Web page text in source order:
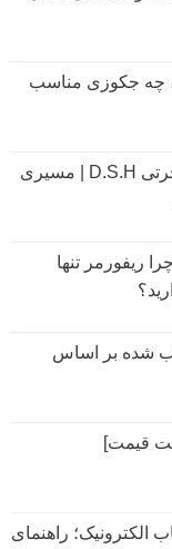
چه جکوزی مناسب
مهاجرت به آلمان با گروه مهاجرتی D.S.H | مسیری
ریفورمر تنها
شده بر اساس
قیمت]
راهنمای